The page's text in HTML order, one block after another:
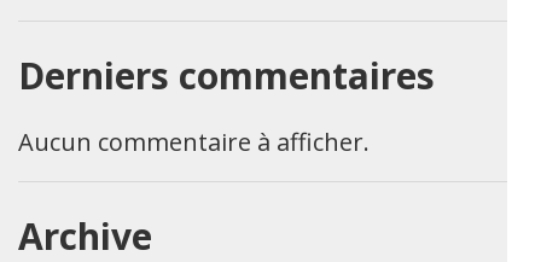
Derniers commentaires
Aucun commentaire à afficher.
Archive